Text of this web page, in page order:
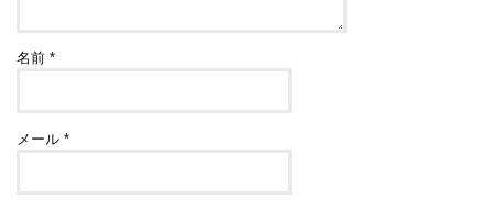
名前*
メール*